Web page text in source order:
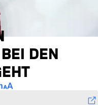
DEN